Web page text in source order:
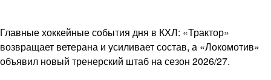
Главные хоккейные события дня в КХЛ: «Трактор»
возвращает ветерана и усиливает состав, а «Локомотив»
объявил новый тренерский штаб на сезон 2026/27.